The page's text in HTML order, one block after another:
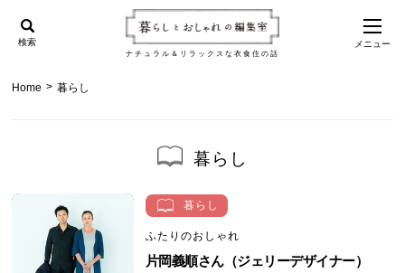
ナチュラル＆リラックスな衣食住の話
検索 メニュー
Home > 暮らし
暮らし
暮らし
ふたりのおしゃれ
片岡義順さん（ジェリーデザイナー）